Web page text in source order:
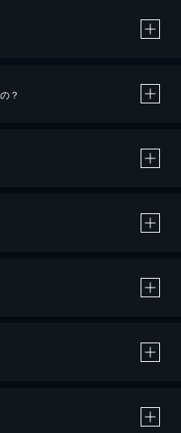
？
決済による作品の購入 / レンタルです。